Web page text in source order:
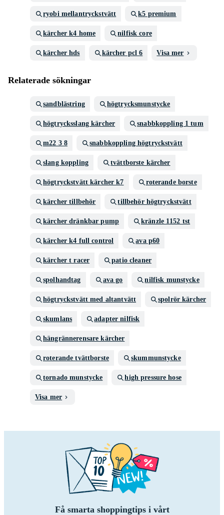
ryobi mellantryckstvätt k5 premium
kärcher k4 home nilfisk core
kärcher hds kärcher pcl 6 Visa mer
Relaterade sökningar
sandblästring högtrycksmunstycke
högtrycksslang kärcher snabbkoppling 1 tum
m22 3 8 snabbkoppling högtryckstvätt
slang koppling tvättborste kärcher
högtryckstvätt kärcher k7 roterande borste
kärcher tillbehör tillbehör högtryckstvätt
kärcher dränkbar pump kränzle 1152 tst
kärcher k4 full control ava p60
kärcher t racer patio cleaner
spolhandtag ava go nilfisk munstycke
högtryckstvätt med altantvätt spolrör kärcher
skumlans adapter nilfisk
hängrännerensare kärcher
roterande tvättborste skummunstycke
tornado munstycke high pressure hose
Visa mer
Få smarta shoppingtips i vårt